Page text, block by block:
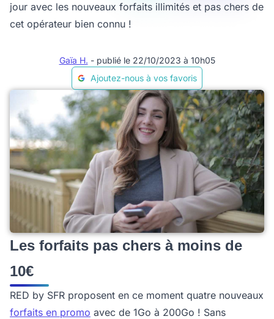
jour avec les nouveaux forfaits illimités et pas chers de
cet opérateur bien connu !
Gaïa H. - publié le 22/10/2023 à 10h05
Ajoutez-nous à vos favoris
Les forfaits pas chers à moins de
10€
RED by SFR proposent en ce moment quatre nouveaux
forfaits en promo avec de 1Go à 200Go ! Sans